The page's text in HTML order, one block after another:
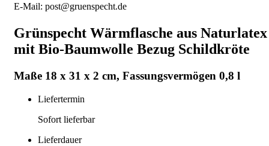
E-Mail: post@gruenspecht.de
Grünspecht Wärmflasche aus Naturlatex
mit Bio-Baumwolle Bezug Schildkröte
Maße 18 x 31 x 2 cm, Fassungsvermögen 0,8 l
Liefertermin
Sofort lieferbar
Lieferdauer